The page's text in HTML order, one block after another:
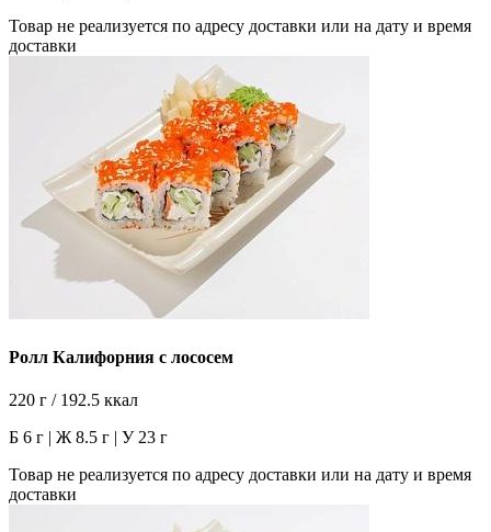
Товар не реализуется по адресу доставки или на дату и время
доставки
Ролл Калифорния с лососем
220 г / 192.5 ккал
Б 6 г | Ж 8.5 г | У 23 г
Товар не реализуется по адресу доставки или на дату и время
доставки